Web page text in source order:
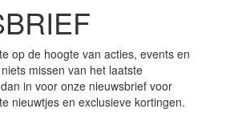
op de hoogte van acties, events en
missen van het laatste
in voor onze nieuwsbrief voor
nieuwtjes en exclusieve kortingen.